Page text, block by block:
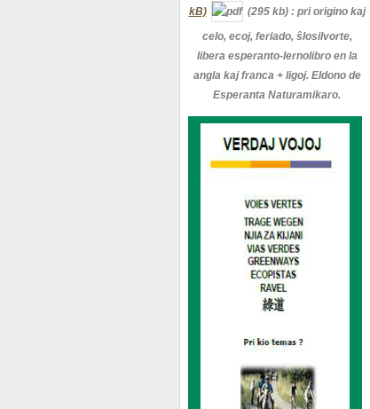
kB)
(295 kb) : pri origino kaj
celo, ecoj, feriado, ŝlosilvorte,
libera esperanto-lernolibro en la
angla kaj franca + ligoj. Eldono de
Esperanta Naturamikaro.